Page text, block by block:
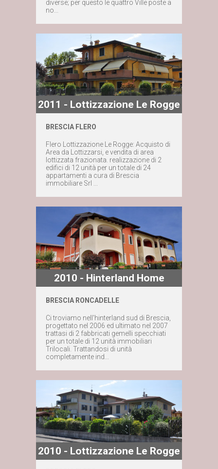
diverse; per questo le quattro Ville poste a
no...
Maggiori dettagli
Contattaci subito
2011 - Lottizzazione Le Rogge
BRESCIA FLERO
Flero Lottizzazione Le Rogge: Acquisto di
Area da Lottizzarsi, e vendita di area
lottizzata frazionata. realizzazione di 2
edifici di 12 unità per un totale di 24
appartamenti a cura di Brescia
immobiliare Srl ...
Maggiori dettagli
Contattaci subito
2010 - Hinterland Home
BRESCIA RONCADELLE
Ci troviamo nell'hinterland sud di Brescia,
progettato nel 2006 ed ultimato nel 2007
trattasi di 2 fabbricati gemelli specchiati
per un totale di 12 unità immobiliari
Trilocali. Trattandosi di unità
completamente ind...
2010 - Lottizzazione Le Rogge